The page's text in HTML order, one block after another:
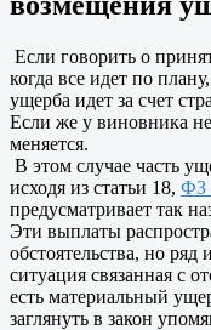
Если говорить о
когда все идет по
ущерба идет за счет
Если же у виновника
меняется.
В этом случае часть
исходя из статьи 18, ФЗ
предусматривает так
Эти выплаты
обстоятельства, но
ситуация связанная с
есть материальный
заглянуть в закон